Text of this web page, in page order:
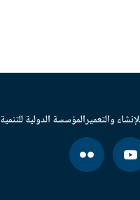
والتعميرالمؤسسة الدولية للتنمية